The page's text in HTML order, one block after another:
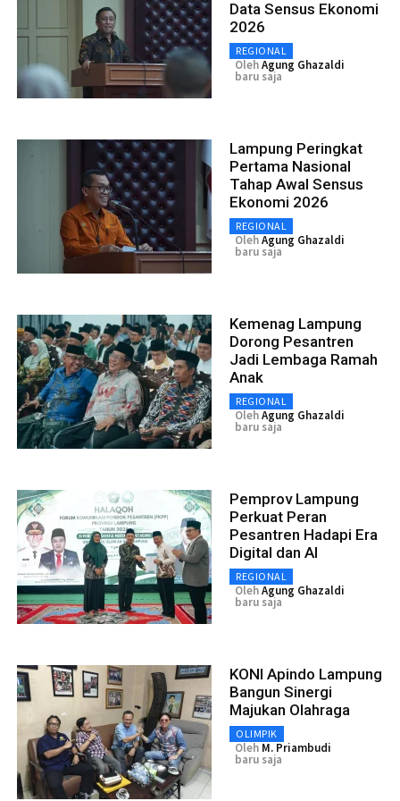
Data Sensus Ekonomi
2026
REGIONAL
OlehAgung Ghazaldi
baru saja
Lampung Peringkat
Pertama Nasional
Tahap Awal Sensus
Ekonomi 2026
REGIONAL
OlehAgung Ghazaldi
baru saja
Kemenag Lampung
Dorong Pesantren
Jadi Lembaga Ramah
Anak
REGIONAL
OlehAgung Ghazaldi
baru saja
Pemprov Lampung
Perkuat Peran
Pesantren Hadapi Era
Digital dan AI
REGIONAL
OlehAgung Ghazaldi
baru saja
KONI Apindo Lampung
Bangun Sinergi
Majukan Olahraga
OLIMPIK
Oleh M. Priambudi
baru saja